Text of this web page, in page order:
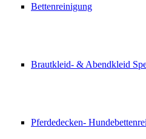
Bettenreinigung
Brautkleid- & Abendkleid
Pferdedecken-